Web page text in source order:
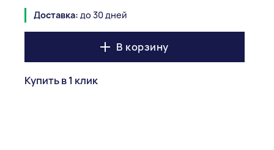
Доставка: до 30 дней
В корзину
Купить в 1 клик